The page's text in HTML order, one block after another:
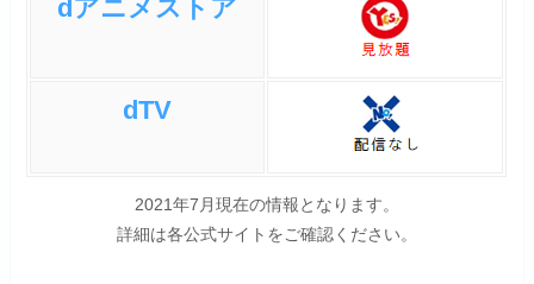
dアニメストア
dTV
2021年7月現在の情報となります。
詳細は各公式サイトをご確認ください。